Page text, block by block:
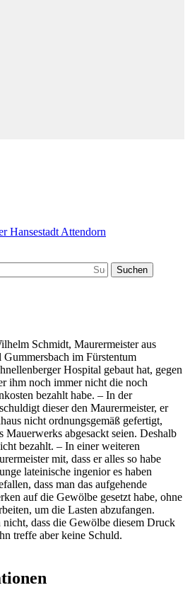
Hansestadt Attendorn
Suchen
Schmidt, Maurermeister aus
im Fürstentum
Hospital gebaut hat, gegen
ihm noch immer nicht die noch
bezahlt habe. – In der
dieser den Maurermeister, er
nicht ordnungsgemäß gefertigt,
Mauerwerks abgesackt seien. Deshalb
bezahlt. – In einer weiteren
mit, dass er alles so habe
lateinische ingenior es haben
dass man das aufgehende
auf die Gewölbe gesetzt habe, ohne
um die Lasten abzufangen.
dass die Gewölbe diesem Druck
treffe aber keine Schuld.